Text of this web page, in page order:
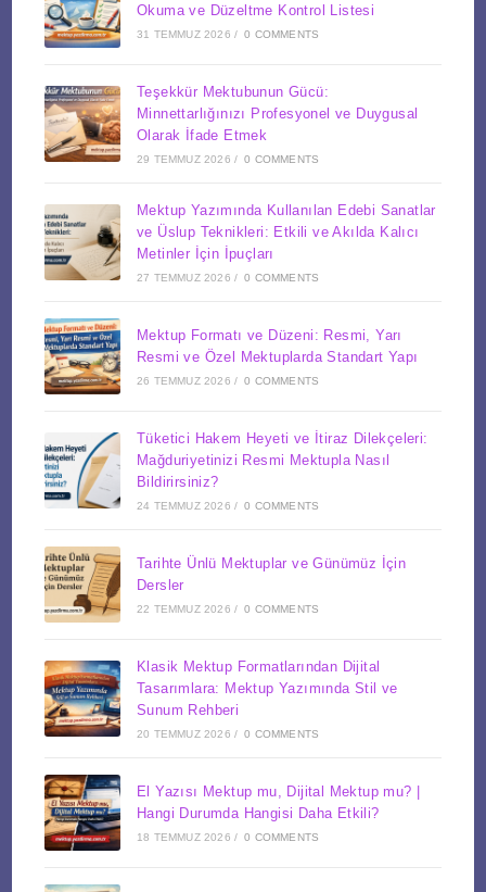
Okuma ve Düzeltme Kontrol Listesi
31 TEMMUZ 2026 / 0 COMMENTS
Teşekkür Mektubunun Gücü:
Minnettarlığınızı Profesyonel ve Duygusal
Olarak İfade Etmek
29 TEMMUZ 2026 / 0 COMMENTS
Mektup Yazımında Kullanılan Edebi Sanatlar
ve Üslup Teknikleri: Etkili ve Akılda Kalıcı
Metinler İçin İpuçları
27 TEMMUZ 2026 / 0 COMMENTS
Mektup Formatı ve Düzeni: Resmi, Yarı
Resmi ve Özel Mektuplarda Standart Yapı
26 TEMMUZ 2026 / 0 COMMENTS
Tüketici Hakem Heyeti ve İtiraz Dilekçeleri:
Mağduriyetinizi Resmi Mektupla Nasıl
Bildirirsiniz?
24 TEMMUZ 2026 / 0 COMMENTS
Tarihte Ünlü Mektuplar ve Günümüz İçin
Dersler
22 TEMMUZ 2026 / 0 COMMENTS
Klasik Mektup Formatlarından Dijital
Tasarımlara: Mektup Yazımında Stil ve
Sunum Rehberi
20 TEMMUZ 2026 / 0 COMMENTS
El Yazısı Mektup mu, Dijital Mektup mu? |
Hangi Durumda Hangisi Daha Etkili?
18 TEMMUZ 2026 / 0 COMMENTS